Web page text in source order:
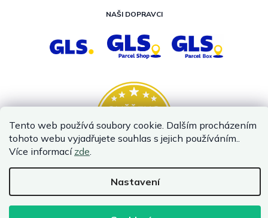
Tento web používá soubory cookie. Dalším procházením
tohoto webu vyjadřujete souhlas s jejich používáním..
Více informací zde.
Nastavení
NAŠI DOPRAVCI